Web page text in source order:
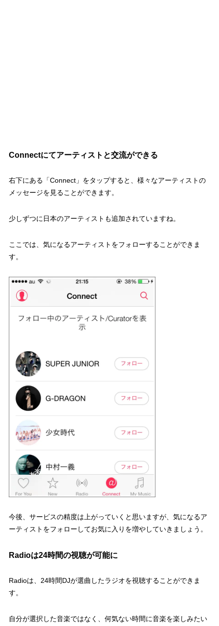
Connectにてアーティストと交流ができる
右下にある「Connect」をタップすると、様々なアーティストの
メッセージを見ることができます。
少しずつに日本のアーティストも追加されていますね。
ここでは、気になるアーティストをフォローすることができま
す。
今後、サービスの精度は上がっていくと思いますが、気になるア
ーティストをフォローしてお気に入りを増やしていきましょう。
Radioは24時間の視聴が可能に
Radioは、24時間DJが選曲したラジオを視聴することができま
す。
自分が選択した音楽ではなく、何気ない時間に音楽を楽しみたい